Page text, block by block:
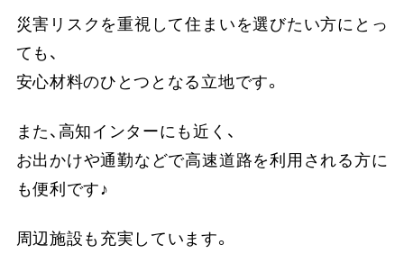
災害リスクを重視して住まいを選びたい方にとっ
ても、
安心材料のひとつとなる立地です。
また、高知インターにも近く、
お出かけや通勤などで高速道路を利用される方に
も便利です♪
周辺施設も充実しています。